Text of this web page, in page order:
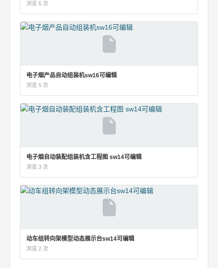
浏览 5 次
电子烟产品自动组装机sw16可编辑
浏览 5 次
电子烟自动装配组装机含工程图 sw14可编辑
浏览 3 次
动车组转向架模型动态展示台sw14可编辑
浏览 2 次